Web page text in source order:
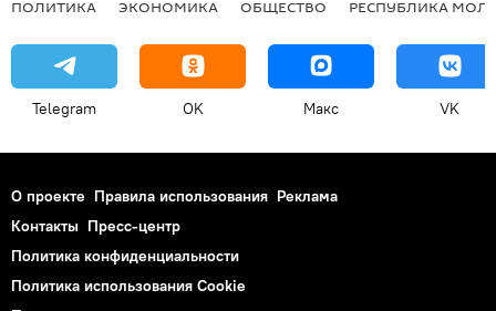
ПОЛИТИКА ЭКОНОМИКА ОБЩЕСТВО РЕСПУБЛИКА
Telegram OK Макс VK
О проекте Правила использования Реклама
Контакты Пресс-центр
Политика конфиденциальности
Политика использования Cookie